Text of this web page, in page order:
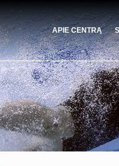
APIE CENTRĄ